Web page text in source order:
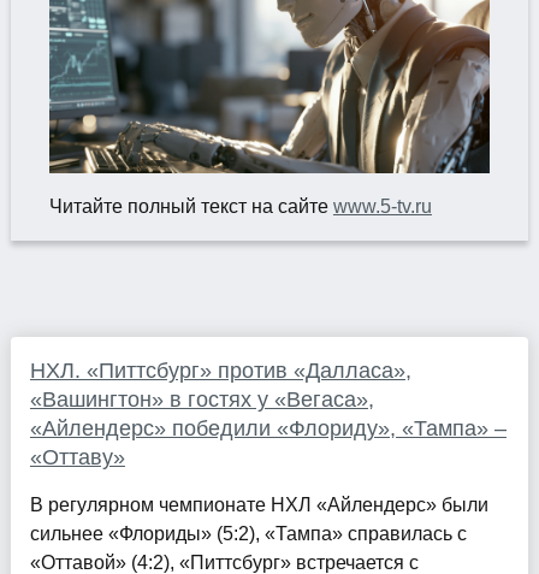
Читайте полный текст на сайте www.5-tv.ru
НХЛ. «Питтсбург» против «Далласа»,
«Вашингтон» в гостях у «Вегаса»,
«Айлендерс» победили «Флориду», «Тампа» –
«Оттаву»
В регулярном чемпионате НХЛ «Айлендерс» были
сильнее «Флориды» (5:2), «Тампа» справилась с
«Оттавой» (4:2), «Питтсбург» встречается с